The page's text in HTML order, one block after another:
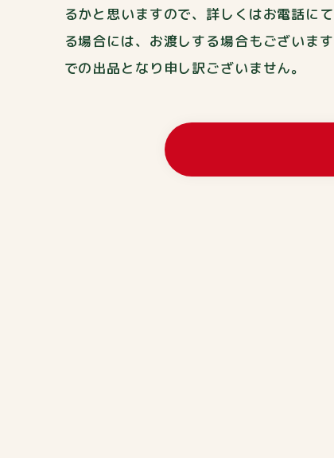
るかと思いますので、詳しくはお電話に
る場合には、お渡しする場合もございま
での出品となり申し訳ございません。